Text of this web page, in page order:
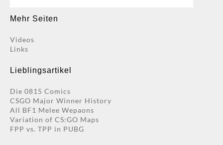
Mehr Seiten
Videos
Links
Lieblingsartikel
Die 0815 Comics
CSGO Major Winner History
All BF1 Melee Wepaons
Variation of CS:GO Maps
FPP vs. TPP in PUBG